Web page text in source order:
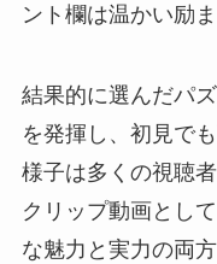
ント欄は温かい励
結果的に選んだパ
を発揮し、初見で
様子は多くの視聴
クリップ動画とし
な魅力と実力の両